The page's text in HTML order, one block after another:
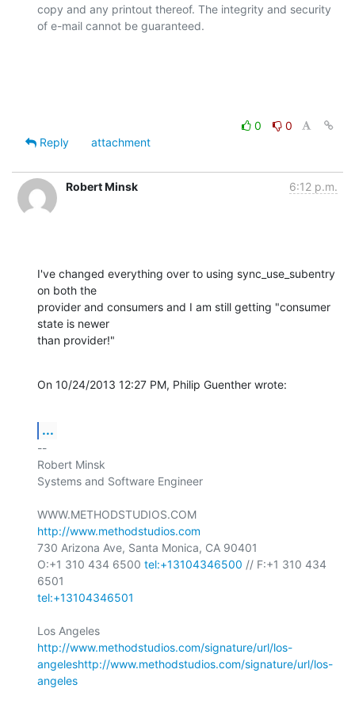
copy and any printout thereof. The integrity and security
of e-mail cannot be guaranteed.
0
0
Reply
attachment
Robert Minsk 6:12 p.m.
I've changed everything over to using sync_use_subentry
on both the
provider and consumers and I am still getting "consumer
state is newer
than provider!"
On 10/24/2013 12:27 PM, Philip Guenther wrote:
...
--
Robert Minsk
Systems and Software Engineer
http://www.methodstudios.com
730 Arizona Ave, Santa Monica, CA 90401
O:+1 310 434 6500 tel:+13104346500 // F:+1 310 434
tel:+13104346501
http://www.methodstudios.com/signature/url/los-
angeleshttp://www.methodstudios.com/signature/url/los-
angeles